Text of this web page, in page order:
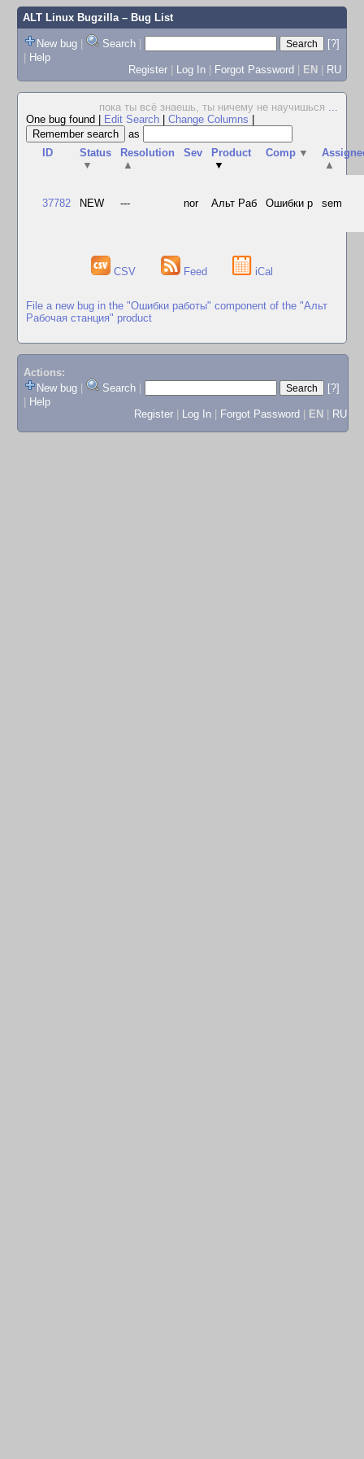
ALT Linux Bugzilla– Bug List
New bug | Search |
[?]
| Help
Register | Log In | Forgot Password | EN | RU
пока ты всё знаешь, ты ничему не научишься ...
One bug found
Edit Search Change Columns
as
ID
Status
▼
Resolution
▲
Sev
Product
▼
Comp ▼
▲
37782 NEW --- nor Альт Раб Ошибки р sem
CSV Feed iCal
File a new bug in the "Ошибки работы" component of the "Альт
Рабочая станция" product
Actions:
New bug
Search
[?]
Help
Register
Log In Forgot Password EN RU